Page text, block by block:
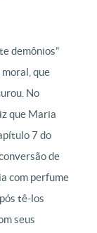
demônios”
que
No
que Maria
7 do
de
com perfume
tê-los
seus